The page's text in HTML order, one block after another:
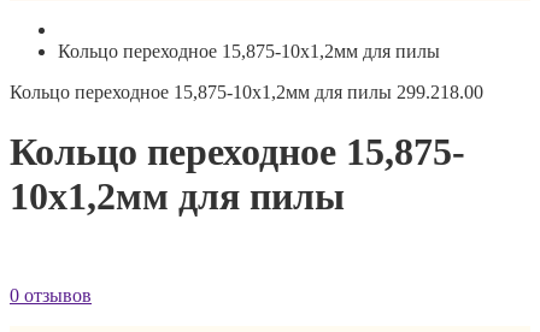
Кольцо переходное 15,875-10x1,2мм для пилы
Кольцо переходное 15,875-10x1,2мм для пилы 299.218.00
Кольцо переходное 15,875-
10x1,2мм для пилы
0 отзывов